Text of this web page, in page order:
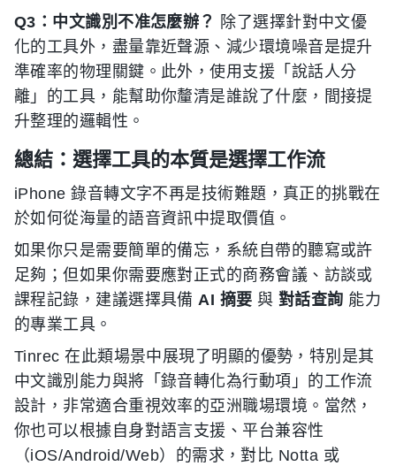
Q3：中文識別不准怎麼辦？
除了選擇針對中文優
化的工具外，盡量靠近聲源、減少環境噪音是提升
準確率的物理關鍵。此外，使用支援「說話人分
離」的工具，能幫助你釐清是誰說了什麼，間接提
升整理的邏輯性。
總結：選擇工具的本質是選擇工作流
iPhone 錄音轉文字不再是技術難題，真正的挑戰在
於如何從海量的語音資訊中提取價值。
如果你只是需要簡單的備忘，系統自帶的聽寫或許
足夠；但如果你需要應對正式的商務會議、訪談或
課程記錄，建議選擇具備AI 摘要 與對話查詢 能力
的專業工具。
Tinrec 在此類場景中展現了明顯的優勢，特別是其
中文識別能力與將「錄音轉化為行動項」的工作流
設計，非常適合重視效率的亞洲職場環境。當然，
你也可以根據自身對語言支援、平台兼容性
（iOS/Android/Web）的需求，對比 Notta 或